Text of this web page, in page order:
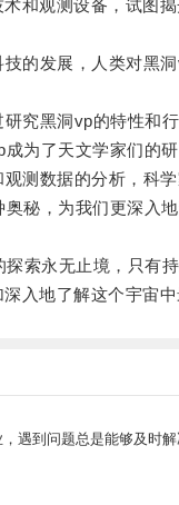
和观测设备，试图
发展，人类对黑洞
黑洞vp的特性和行
为了天文学家们的研
数据的分析，科学
秘，为我们更深入
索永无止境，只有持
入地了解这个宇宙中
遇到问题总是能够及时